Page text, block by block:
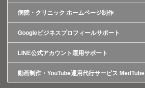
病院・クリニック ホームページ制作
Googleビジネスプロフィールサポート
LINE公式アカウント運用サポート
動画制作・YouTube運用代行サービス MedTube